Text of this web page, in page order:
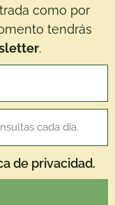
como por
tendrás
.
de privacidad.